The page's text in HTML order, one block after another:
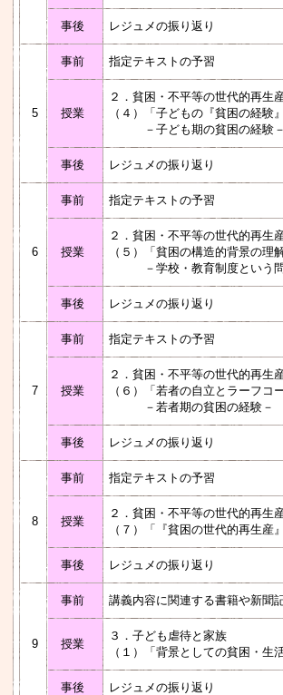
事後 レジュメの振り返り
5
事前 指定テキストの予習
授業
２．貧困・不平等の世代的再生
（４）「子どもの『貧困の経験』
－子ども期の貧困の経験－
事後 レジュメの振り返り
6
事前 指定テキストの予習
授業
２．貧困・不平等の世代的再生
（５）「貧困の構造的背景の理解
－学校・教育制度という問
事後 レジュメの振り返り
7
事前 指定テキストの予習
授業
２．貧困・不平等の世代的再生
（６）「若者の自立とラーフコ
－若者期の貧困の経験－
事後 レジュメの振り返り
8
事前 指定テキストの予習
授業
２．貧困・不平等の世代的再生
（７）「『貧困の世代的再生産
事後 レジュメの振り返り
9
事前 講義内容に関連する書籍や新聞
授業
３．子ども虐待と家族
（１）「背景としての貧困・
事後 レジュメの振り返り